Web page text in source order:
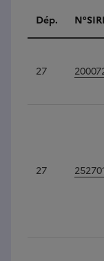
Dép.
27
27